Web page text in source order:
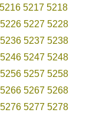
5216 5217 5218
5226 5227 5228
5236 5237 5238
5246 5247 5248
5256 5257 5258
5266 5267 5268
5276 5277 5278